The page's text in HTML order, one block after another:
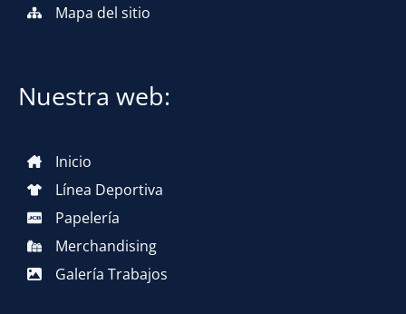
Mapa del sitio
Nuestra web:
Inicio
Línea Deportiva
Papelería
Merchandising
Galería Trabajos